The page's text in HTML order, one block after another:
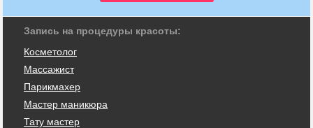
Запись на процедуры красоты:
Косметолог
Массажист
Парикмахер
Мастер маникюра
Тату мастер